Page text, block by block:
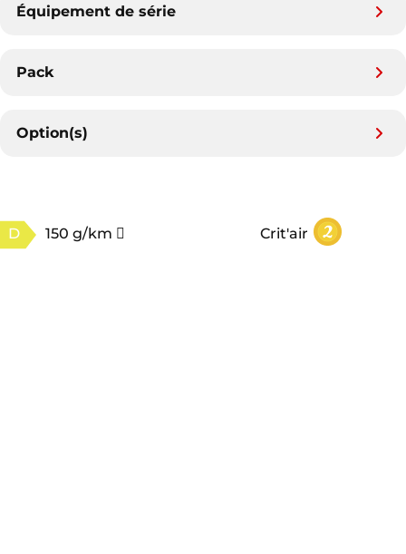
Équipement de série
Pack
Option(s)
D 150 g/km Crit'air